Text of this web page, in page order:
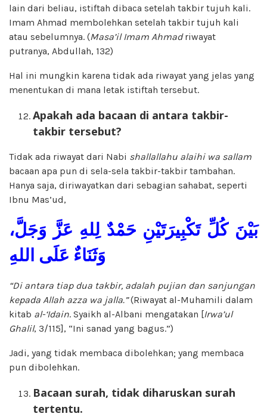
lain dari beliau, istiftah dibaca setelah takbir tujuh kali.
Imam Ahmad membolehkan setelah takbir tujuh kali
atau sebelumnya. (Masa’il Imam Ahmadriwayat
putranya, Abdullah, 132)
Hal ini mungkin karena tidak ada riwayat yang jelas yang
menentukan di mana letak istiftah tersebut.
Apakah ada bacaan di antara takbir-
takbir tersebut?
Tidak ada riwayat dari Nabi shallallahu alaihi wa sallam
bacaan apa pun di sela-sela takbir-takbir tambahan.
Hanya saja, diriwayatkan dari sebagian sahabat, seperti
Ibnu Mas’ud,
بَيْنَ كُلِّ تَكْبِيرَتَيْنِ حَمْدٌ لِلهِ عَزَّ وَجَلَّ،
وَثَنَاءٌ عَلَى اللهِ
“Di antara tiap dua takbir, adalah pujian dan sanjungan
kepada Allah azza wa jalla.”(Riwayat al-Muhamili dalam
kitab al-‘Idain. Syaikh al-Albani mengatakan [Irwa’ul
Ghalil, 3/115], “Ini sanad yang bagus.”)
Jadi, yang tidak membaca dibolehkan; yang membaca
pun dibolehkan.
Bacaan surah, tidak diharuskan surah
tertentu.